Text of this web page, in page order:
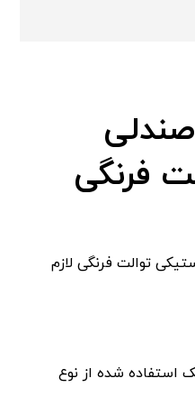
فرنگی
توالت فرنگی لازم
استفاده شده از نوع